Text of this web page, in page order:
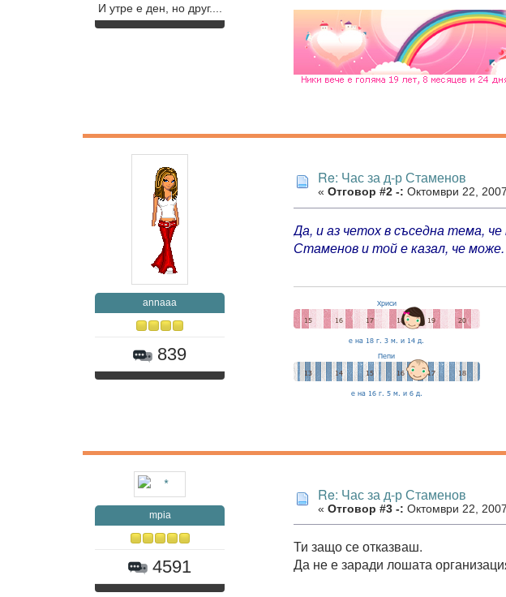
И утре е ден, но друг....
annaaa
839
Re: Час за д-р Стаменов
« Отговор #2 -: Октомври 22,
Да, и аз четох в съседна тема,
Стаменов и той е казал, че може.
mpia
4591
Re: Час за д-р Стаменов
« Отговор #3 -: Октомври 22,
Ти защо се отказваш.
Да не е заради лошата